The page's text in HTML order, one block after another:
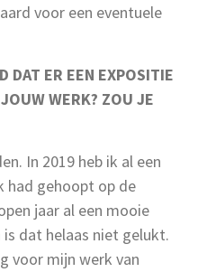
voor een eventuele
DAT ER EEN EXPOSITIE
WERK? ZOU JE
In 2019 heb ik al een
had gehoopt op de
jaar al een mooie
dat helaas niet gelukt.
voor mijn werk van